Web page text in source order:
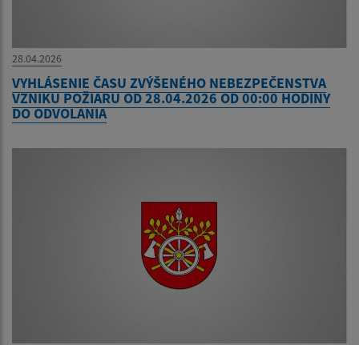
28.04.2026
VYHLÁSENIE ČASU ZVÝŠENÉHO NEBEZPEČENSTVA
VZNIKU POŽIARU OD 28.04.2026 OD 00:00 HODINY
DO ODVOLANIA